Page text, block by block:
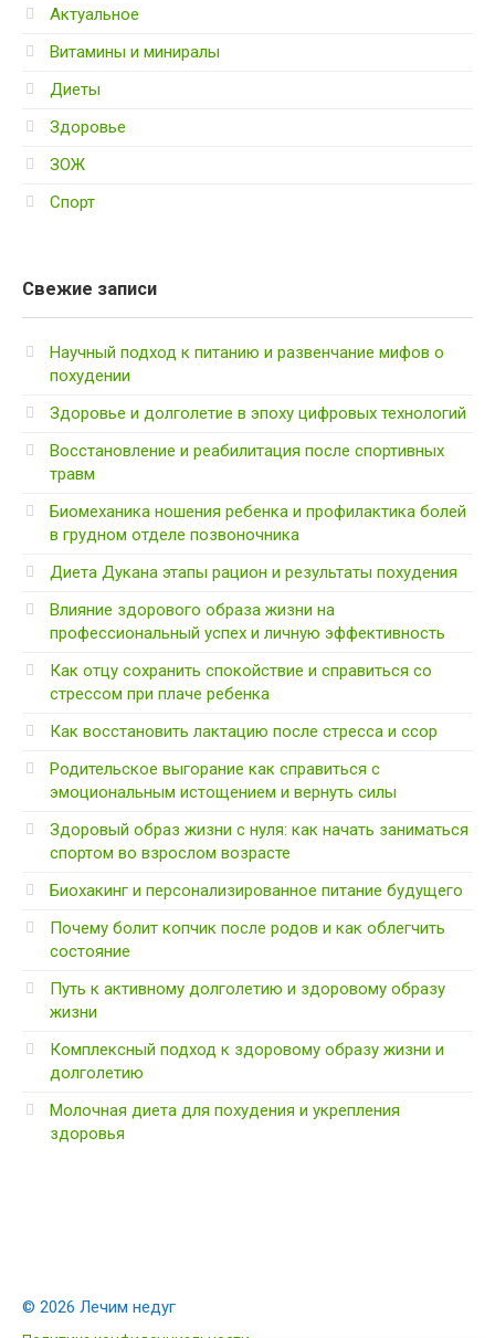
Актуальное
Витамины и миниралы
Диеты
Здоровье
ЗОЖ
Спорт
Свежие записи
Научный подход к питанию и развенчание мифов о
похудении
Здоровье и долголетие в эпоху цифровых технологий
Восстановление и реабилитация после спортивных
травм
Биомеханика ношения ребенка и профилактика болей
в грудном отделе позвоночника
Диета Дукана этапы рацион и результаты похудения
Влияние здорового образа жизни на
профессиональный успех и личную эффективность
Как отцу сохранить спокойствие и справиться со
стрессом при плаче ребенка
Как восстановить лактацию после стресса и ссор
Родительское выгорание как справиться с
эмоциональным истощением и вернуть силы
Здоровый образ жизни с нуля: как начать заниматься
спортом во взрослом возрасте
Биохакинг и персонализированное питание будущего
Почему болит копчик после родов и как облегчить
состояние
Путь к активному долголетию и здоровому образу
жизни
Комплексный подход к здоровому образу жизни и
долголетию
Молочная диета для похудения и укрепления
здоровья
© 2026 Лечим недуг